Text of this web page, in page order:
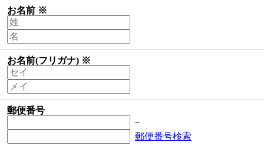
お名前 ※
お名前(フリガナ) ※
郵便番号
－
郵便番号検索